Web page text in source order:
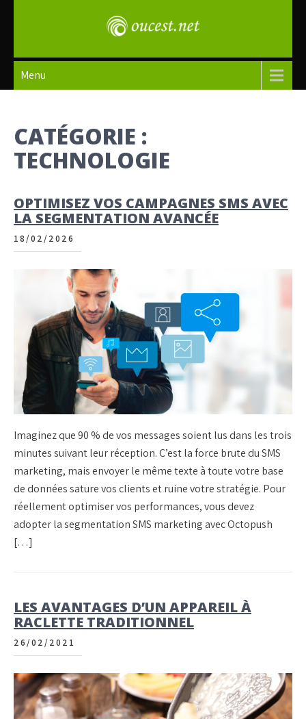
oucest
Menu
CATÉGORIE :
TECHNOLOGIE
OPTIMISEZ VOS CAMPAGNES SMS AVEC
LA SEGMENTATION AVANCÉE
18/02/2026
Imaginez que 90 % de vos messages soient lus dans les trois
minutes suivant leur réception. C’est la force brute du SMS
marketing, mais envoyer le même texte à toute votre base
de données sature vos clients et ruine votre stratégie. Pour
réellement optimiser vos performances, vous devez
adopter la segmentation SMS marketing avec Octopush
[…]
LES AVANTAGES D’UN APPAREIL À
RACLETTE TRADITIONNEL
26/02/2021